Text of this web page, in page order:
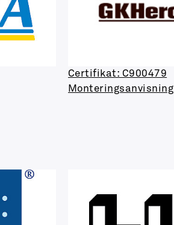
Certifikat: C900479
Monteringsanvisning